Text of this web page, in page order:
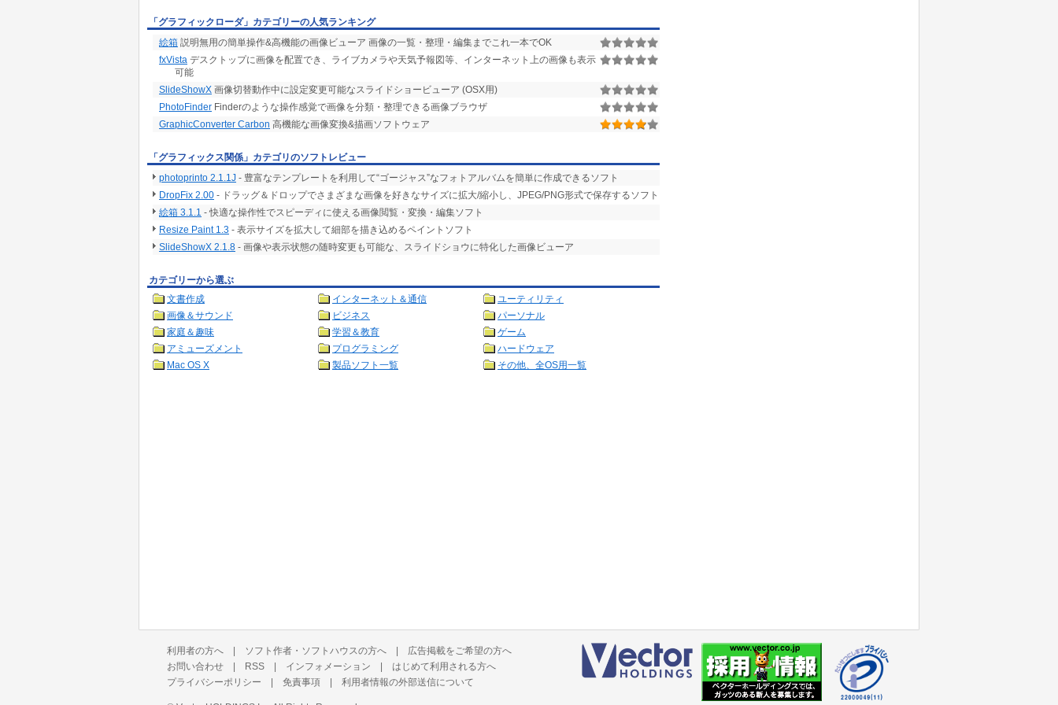
「グラフィックローダ」カテゴリーの人気ランキング
絵箱 説明無用の簡単操作&高機能の画像ビューア 画像の一覧・整理・編集までこれ一本でOK
fxVista デスクトップに画像を配置でき、ライブカメラや天気予報図等、インターネット上の画像も表示
可能
SlideShowX 画像切替動作中に設定変更可能なスライドショービューア (OSX用)
PhotoFinder Finderのような操作感覚で画像を分類・整理できる画像ブラウザ
GraphicConverter Carbon 高機能な画像変換&描画ソフトウェア
「グラフィックス関係」カテゴリのソフトレビュー
photoprinto 2.1.1J - 豊富なテンプレートを利用して“ゴージャス”なフォトアルバムを簡単に作成できるソフト
DropFix 2.00 - ドラッグ＆ドロップでさまざまな画像を好きなサイズに拡大/縮小し、JPEG/PNG形式で保存するソフト
絵箱 3.1.1 - 快適な操作性でスピーディに使える画像閲覧・変換・編集ソフト
Resize Paint 1.3 - 表示サイズを拡大して細部を描き込めるペイントソフト
SlideShowX 2.1.8 - 画像や表示状態の随時変更も可能な、スライドショウに特化した画像ビューア
カテゴリーから選ぶ
文書作成
インターネット＆通信
ユーティリティ
画像＆サウンド
ビジネス
パーソナル
家庭＆趣味
学習＆教育
ゲーム
アミューズメント
プログラミング
ハードウェア
Mac OS X
製品ソフト一覧 その他、全OS用一覧
利用者の方へ | ソフト作者・ソフトハウスの方へ | 広告掲載をご希望の方へ
お問い合わせ | RSS | インフォメーション | はじめて利用される方へ
プライバシーポリシー | 免責事項 | 利用者情報の外部送信について